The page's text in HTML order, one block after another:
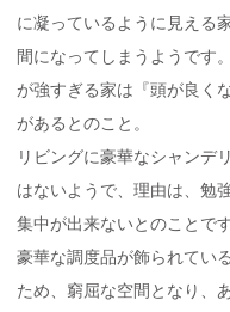
に凝っているように見える
間になってしまうようです
が強すぎる家は『頭が良く
があるとのこと。
リビングに豪華なシャンデ
はないようで、理由は、勉
集中が出来ないとのことです
豪華な調度品が飾られてい
ため、窮屈な空間となり、